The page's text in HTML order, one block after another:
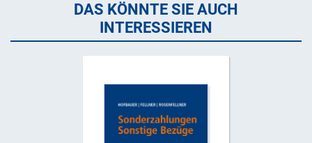
DAS KÖNNTE SIE AUCH
INTERESSIEREN